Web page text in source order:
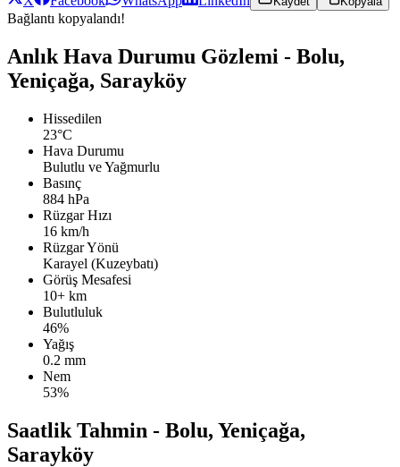
Bağlantı kopyalandı!
Anlık Hava Durumu Gözlemi - Bolu,
Yeniçağa, Sarayköy
Hissedilen
23°C
Hava Durumu
Bulutlu ve Yağmurlu
Basınç
884 hPa
Rüzgar Hızı
16 km/h
Rüzgar Yönü
Karayel (Kuzeybatı)
Görüş Mesafesi
10+ km
Bulutluluk
46%
Yağış
0.2 mm
Nem
53%
Saatlik Tahmin - Bolu, Yeniçağa,
Sarayköy